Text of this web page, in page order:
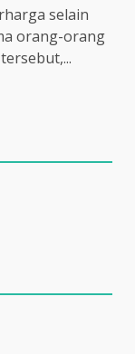
selain
orang-orang